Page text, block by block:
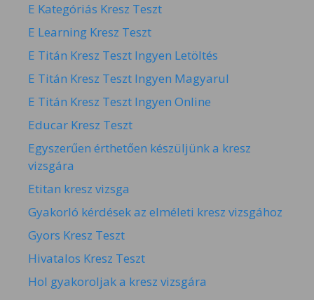
E Kategóriás Kresz Teszt
E Learning Kresz Teszt
E Titán Kresz Teszt Ingyen Letöltés
E Titán Kresz Teszt Ingyen Magyarul
E Titán Kresz Teszt Ingyen Online
Educar Kresz Teszt
Egyszerűen érthetően készüljünk a kresz
vizsgára
Etitan kresz vizsga
Gyakorló kérdések az elméleti kresz vizsgához
Gyors Kresz Teszt
Hivatalos Kresz Teszt
Hol gyakoroljak a kresz vizsgára